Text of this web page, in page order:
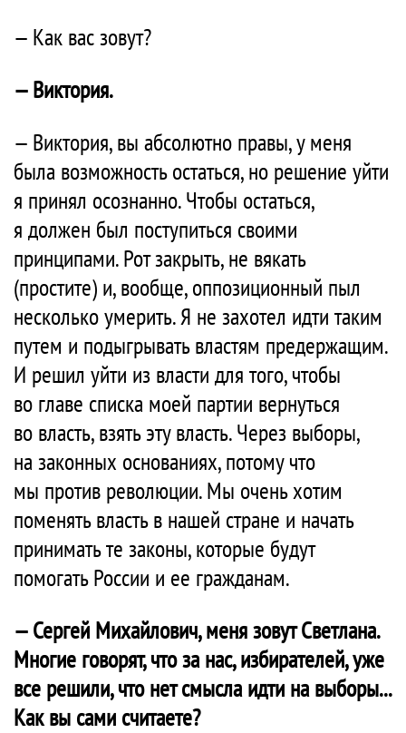
— Как вас зовут?
— Виктория.
— Виктория, вы абсолютно правы, у меня
была возможность остаться, но решение уйти
я принял осознанно. Чтобы остаться,
я должен был поступиться своими
принципами. Рот закрыть, не вякать
(простите) и, вообще, оппозиционный пыл
несколько умерить. Я не захотел идти таким
путем и подыгрывать властям предержащим.
И решил уйти из власти для того, чтобы
во главе списка моей партии вернуться
во власть, взять эту власть. Через выборы,
на законных основаниях, потому что
мы против революции. Мы очень хотим
поменять власть в нашей стране и начать
принимать те законы, которые будут
помогать России и ее гражданам.
— Сергей Михайлович, меня зовут Светлана.
Многие говорят, что за нас, избирателей, уже
все решили, что нет смысла идти на выборы...
Как вы сами считаете?